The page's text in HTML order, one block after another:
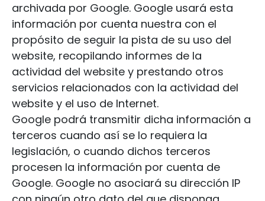
archivada por Google. Google usará esta
información por cuenta nuestra con el
propósito de seguir la pista de su uso del
website, recopilando informes de la
actividad del website y prestando otros
servicios relacionados con la actividad del
website y el uso de Internet.
Google podrá transmitir dicha información a
terceros cuando así se lo requiera la
legislación, o cuando dichos terceros
procesen la información por cuenta de
Google. Google no asociará su dirección IP